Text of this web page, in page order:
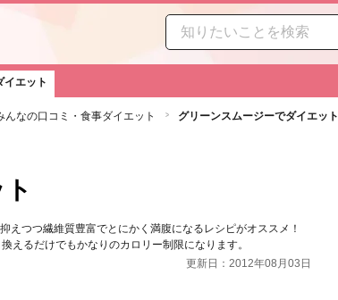
イエット
んなの口コミ・食事ダイエット グリーンスムージーでダイエット
つつ繊維質豊富でとにかく満腹になるレシピがオススメ！
えるだけでもかなりのカロリー制限になります。
更新日：2012年08月03日